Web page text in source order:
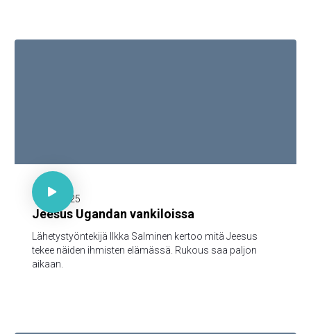
30 minuuttia

15.12.2025
Jeesus Ugandan vankiloissa
Lähetystyöntekijä Ilkka Salminen kertoo mitä Jeesus
tekee näiden ihmisten elämässä. Rukous saa paljon
aikaan.